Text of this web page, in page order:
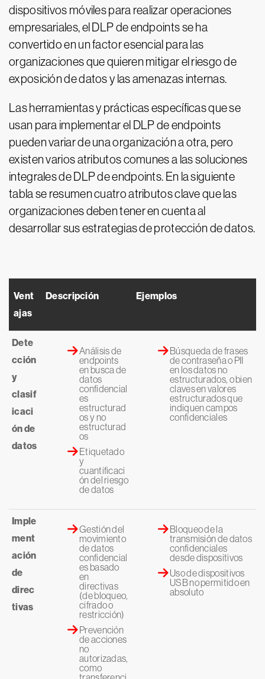
dispositivos móviles para realizar operaciones
empresariales, el DLP de endpoints se ha
convertido en un factor esencial para las
organizaciones que quieren mitigar el riesgo de
exposición de datos y las amenazas internas.
Las herramientas y prácticas específicas que se
usan para implementar el DLP de endpoints
pueden variar de una organización a otra, pero
existen varios atributos comunes a las soluciones
integrales de DLP de endpoints. En la siguiente
tabla se resumen cuatro atributos clave que las
organizaciones deben tener en cuenta al
desarrollar sus estrategias de protección de datos.
Vent
ajas
Descripción Ejemplos
Dete
cción
y
clasif
icaci
ón de
datos
Análisis de
endpoints
en busca de
datos
confidencial
es
estructurad
os y no
estructurad
os
Etiquetado
y
cuantificaci
ón del riesgo
de datos
Búsqueda de frases
de contraseña o PII
en los datos no
estructurados, o bien
claves en valores
estructurados que
indiquen campos
confidenciales
Imple
ment
ación
de
direc
tivas
Gestión del
movimiento
de datos
confidencial
es basado
en
directivas
(de bloqueo,
cifrado o
restricción)
Prevención
de acciones
no
autorizadas,
como
Bloqueo de la
transmisión de datos
confidenciales
desde dispositivos
Uso de dispositivos
USB no permitido en
absoluto